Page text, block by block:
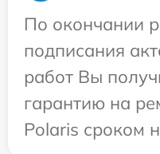
По окончании
подписания
работ Вы
гарантию на
Polaris сроком